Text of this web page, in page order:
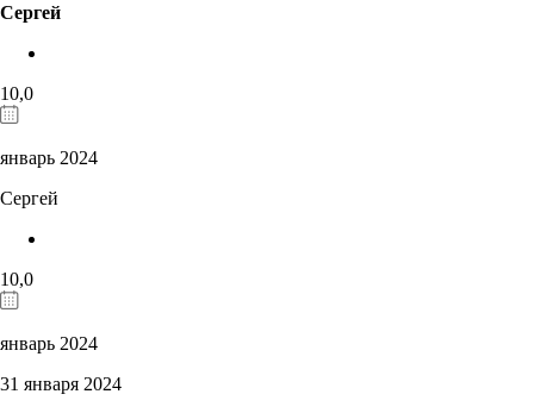
Сергей
10,0
январь 2024
Сергей
10,0
январь 2024
31 января 2024